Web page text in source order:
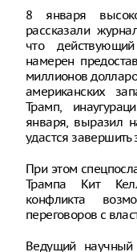
8 января
рассказали
что
намерен
миллионов
американских
Трамп,
января, выразил
удастся
При этом
Трампа Кит
конфликта
переговоров с
Ведущий научный